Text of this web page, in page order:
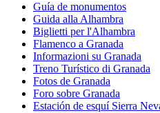
Guía de monumentos
Guida alla Alhambra
Biglietti per l'Alhambra
Flamenco a Granada
Informazioni su Granada
Treno Turístico di Granada
Fotos de Granada
Foro sobre Granada
Estación de esquí Sierra